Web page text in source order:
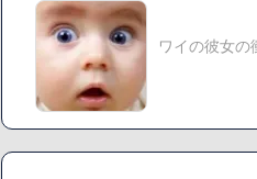
ったことが発覚「衝撃的な数字
【速報】楽天グループ、減
延税金資産の取崩し
【悲報】読売新聞、「避難
た」というデマ記事をこっそ
SM風俗嬢ワイ、なんでも
ワイの彼女の